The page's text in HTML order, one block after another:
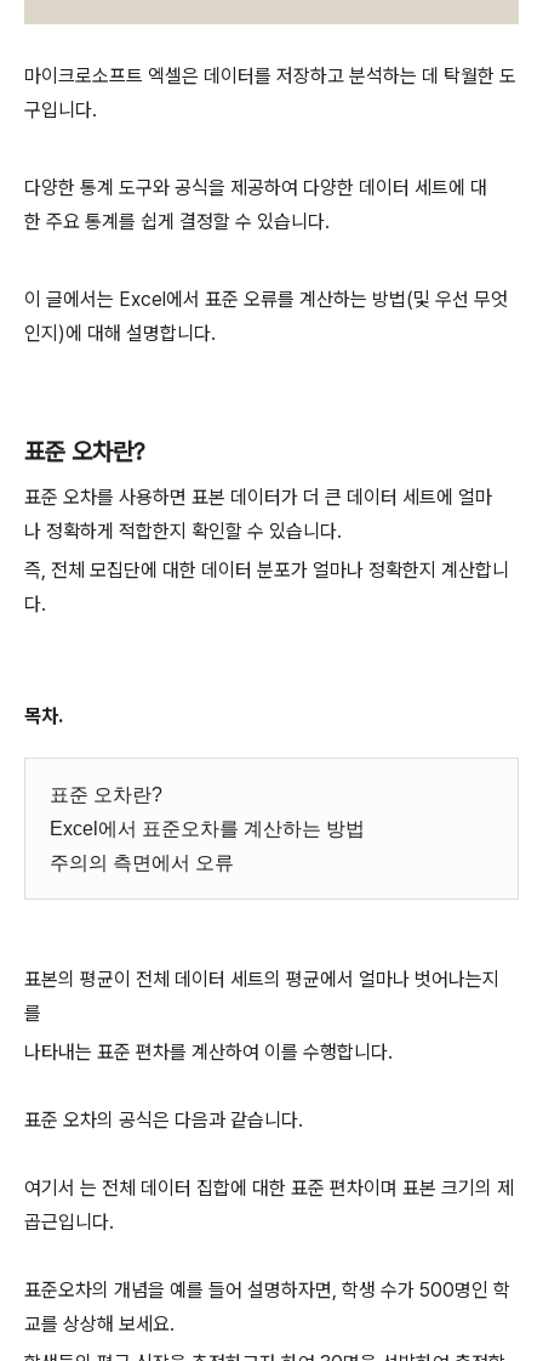
마이크로소프트 엑셀은 데이터를 저장하고 분석하는 데 탁월한 도
구입니다.
다양한 통계 도구와 공식을 제공하여 다양한 데이터 세트에 대
한 주요 통계를 쉽게 결정할 수 있습니다.
이 글에서는 Excel에서 표준 오류를 계산하는 방법(및 우선 무엇
인지)에 대해 설명합니다.
표준 오차란?
표준 오차를 사용하면 표본 데이터가 더 큰 데이터 세트에 얼마
나 정확하게 적합한지 확인할 수 있습니다.
즉, 전체 모집단에 대한 데이터 분포가 얼마나 정확한지 계산합니
다.
목차.
표준 오차란?
Excel에서 표준오차를 계산하는 방법
주의의 측면에서 오류
표본의 평균이 전체 데이터 세트의 평균에서 얼마나 벗어나는지
를
나타내는 표준 편차를 계산하여 이를 수행합니다.
표준 오차의 공식은 다음과 같습니다.
여기서 는 전체 데이터 집합에 대한 표준 편차이며 표본 크기의 제
곱근입니다.
표준오차의 개념을 예를 들어 설명하자면, 학생 수가 500명인 학
교를 상상해 보세요.